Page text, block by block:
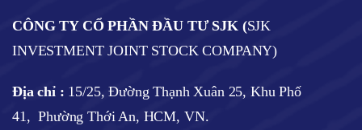
CÔNG TY CỔ PHẦN ĐẦU TƯ SJK (SJK
INVESTMENT JOINT STOCK COMPANY)
Địa chỉ : 15/25, Đường Thạnh Xuân 25, Khu Phố
41, Phường Thới An, HCM, VN.